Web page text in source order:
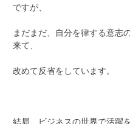
ですが、
まだまだ、自分を律する意志
来て、
改めて反省をしています。
結局、ビジネスの世界で活躍